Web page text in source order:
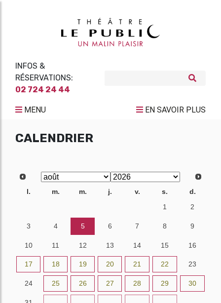
INFOS &
RÉSERVATIONS:
02 724 24 44
MENU EN SAVOIR PLUS
CALENDRIER
l. m. m. j. v. s.
d.
1 2
3 4 5 6 7 8 9
10 11 12 13 14 15 16
17 18 19 20 21 22 23
24 25 26 27 28 29 30